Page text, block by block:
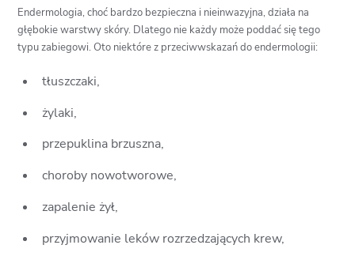
Endermologia, choć bardzo bezpieczna i nieinwazyjna, działa na
głębokie warstwy skóry. Dlatego nie każdy może poddać się tego
typu zabiegowi. Oto niektóre z przeciwwskazań do endermologii:
tłuszczaki,
żylaki,
przepuklina brzuszna,
choroby nowotworowe,
zapalenie żył,
przyjmowanie leków rozrzedzających krew,